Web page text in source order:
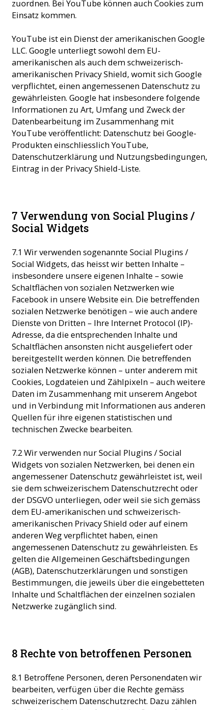
zuordnen. Bei YouTube können auch Cookies zum
Einsatz kommen.
YouTube ist ein Dienst der amerikanischen Google
LLC. Google unterliegt sowohl dem EU-
amerikanischen als auch dem schweizerisch-
amerikanischen Privacy Shield, womit sich Google
verpflichtet, einen angemessenen Datenschutz zu
gewährleisten. Google hat insbesondere folgende
Informationen zu Art, Umfang und Zweck der
Datenbearbeitung im Zusammenhang mit
YouTube veröffentlicht: Datenschutz bei Google-
Produkten einschliesslich YouTube,
Datenschutzerklärung und Nutzungsbedingungen,
Eintrag in der Privacy Shield-Liste.
7 Verwendung von Social Plugins /
Social Widgets
7.1 Wir verwenden sogenannte Social Plugins /
Social Widgets, das heisst wir betten Inhalte –
insbesondere unsere eigenen Inhalte – sowie
Schaltflächen von sozialen Netzwerken wie
Facebook in unsere Website ein. Die betreffenden
sozialen Netzwerke benötigen – wie auch andere
Dienste von Dritten – Ihre Internet Protocol (IP)-
Adresse, da die entsprechenden Inhalte und
Schaltflächen ansonsten nicht ausgeliefert oder
bereitgestellt werden können. Die betreffenden
sozialen Netzwerke können – unter anderem mit
Cookies, Logdateien und Zählpixeln – auch weitere
Daten im Zusammenhang mit unserem Angebot
und in Verbindung mit Informationen aus anderen
Quellen für ihre eigenen statistischen und
technischen Zwecke bearbeiten.
7.2 Wir verwenden nur Social Plugins / Social
Widgets von sozialen Netzwerken, bei denen ein
angemessener Datenschutz gewährleistet ist, weil
sie dem schweizerischem Datenschutzrecht oder
der DSGVO unterliegen, oder weil sie sich gemäss
dem EU-amerikanischen und schweizerisch-
amerikanischen Privacy Shield oder auf einem
anderen Weg verpflichtet haben, einen
angemessenen Datenschutz zu gewährleisten. Es
gelten die Allgemeinen Geschäftsbedingungen
(AGB), Datenschutzerklärungen und sonstigen
Bestimmungen, die jeweils über die eingebetteten
Inhalte und Schaltflächen der einzelnen sozialen
Netzwerke zugänglich sind.
8 Rechte von betroffenen Personen
8.1 Betroffene Personen, deren Personendaten wir
bearbeiten, verfügen über die Rechte gemäss
schweizerischem Datenschutzrecht. Dazu zählen